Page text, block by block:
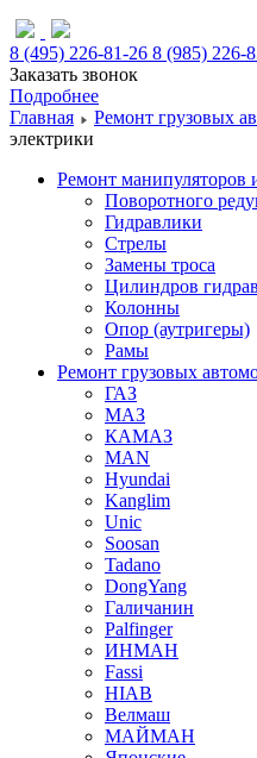
8 (495) 226-81-26 8 (985) 226-
Заказать звонок
Подробнее
Главная
Ремонт грузовых
электрики
Ремонт
Поворотного
Гидравлики
Стрелы
Замены троса
Цилиндров
Колонны
Опор (аутригеры)
Рамы
Ремонт грузовых
ГАЗ
МАЗ
КАМАЗ
MAN
Hyundai
Kanglim
Unic
Soosan
Tadano
DongYang
Галичанин
Palfinger
ИНМАН
Fassi
HIAB
Велмаш
МАЙМАН